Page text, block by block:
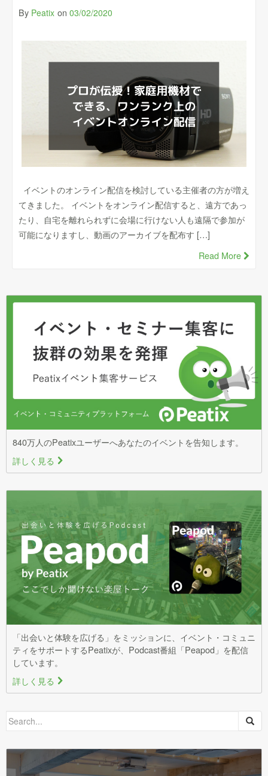
By Peatix on 03/02/2020
イベントのオンライン配信を検討している主催者の方が増え
てきました。 イベントをオンライン配信すると、遠方であっ
たり、自宅を離れられずに会場に行けない人も遠隔で参加が
可能になりますし、動画のアーカイブを配布す […]
Read More
840万人のPeatixユーザーへあなたのイベントを告知します。
詳しく見る >
「出会いと体験を広げる」をミッションに、イベント・コミュニ
ティをサポートするPeatixが、Podcast番組「Peapod」を配信
しています。
詳しく見る >
Search
for: